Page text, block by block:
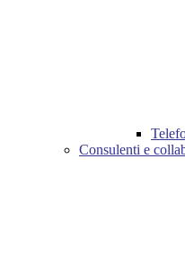
Consulenti e